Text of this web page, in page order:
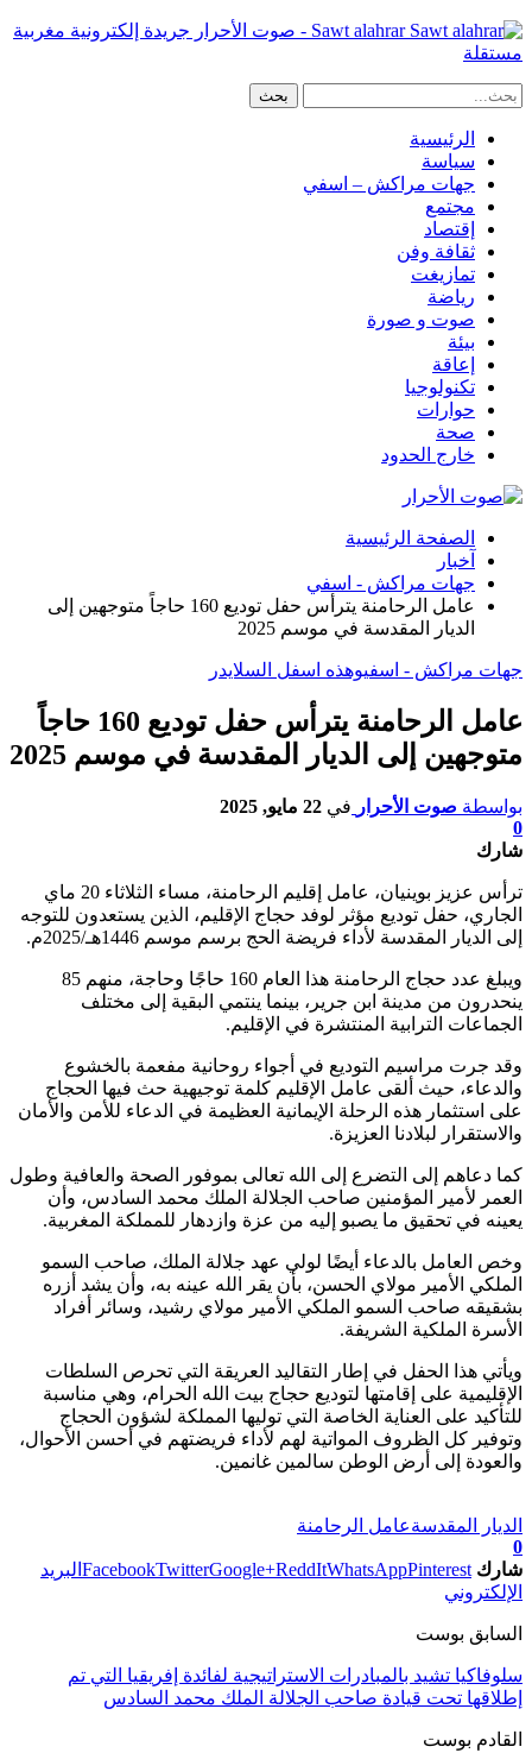
Sawt alahrar - صوت الأحرار جريدة إلكترونية مغربية
مستقلة
الرئيسية
سياسة
جهات مراكش – اسفي
مجتمع
إقتصاد
ثقافة وفن
تمازيغت
رياضة
صوت و صورة
بيئة
إعاقة
تكنولوجيا
حوارات
صحة
خارج الحدود
الصفحة الرئيسية
آخبار
جهات مراكش - اسفي
عامل الرحامنة يترأس حفل توديع 160 حاجاً متوجهين إلى
الديار المقدسة في موسم 2025
جهات مراكش - اسفيوهذه اسفل السلايدر
عامل الرحامنة يترأس حفل توديع 160 حاجاً
متوجهين إلى الديار المقدسة في موسم 2025
بواسطة صوت الأحرار في 22 مايو, 2025
0
شارك
ترأس عزيز بوينيان، عامل إقليم الرحامنة، مساء الثلاثاء 20 ماي
الجاري، حفل توديع مؤثر لوفد حجاج الإقليم، الذين يستعدون للتوجه
إلى الديار المقدسة لأداء فريضة الحج برسم موسم 1446هـ/2025م.
ويبلغ عدد حجاج الرحامنة هذا العام 160 حاجًا وحاجة، منهم 85
ينحدرون من مدينة ابن جرير، بينما ينتمي البقية إلى مختلف
الجماعات الترابية المنتشرة في الإقليم.
وقد جرت مراسيم التوديع في أجواء روحانية مفعمة بالخشوع
والدعاء، حيث ألقى عامل الإقليم كلمة توجيهية حث فيها الحجاج
على استثمار هذه الرحلة الإيمانية العظيمة في الدعاء للأمن والأمان
والاستقرار لبلادنا العزيزة.
كما دعاهم إلى التضرع إلى الله تعالى بموفور الصحة والعافية وطول
العمر لأمير المؤمنين صاحب الجلالة الملك محمد السادس، وأن
يعينه في تحقيق ما يصبو إليه من عزة وازدهار للمملكة المغربية.
وخص العامل بالدعاء أيضًا لولي عهد جلالة الملك، صاحب السمو
الملكي الأمير مولاي الحسن، بأن يقر الله عينه به، وأن يشد أزره
بشقيقه صاحب السمو الملكي الأمير مولاي رشيد، وسائر أفراد
الأسرة الملكية الشريفة.
ويأتي هذا الحفل في إطار التقاليد العريقة التي تحرص السلطات
الإقليمية على إقامتها لتوديع حجاج بيت الله الحرام، وهي مناسبة
للتأكيد على العناية الخاصة التي توليها المملكة لشؤون الحجاج
وتوفير كل الظروف المواتية لهم لأداء فريضتهم في أحسن الأحوال،
والعودة إلى أرض الوطن سالمين غانمين.
الديار المقدسةعامل الرحامنة
0
شارك
FacebookTwitterGoogle+ReddItWhatsAppPinterest
البريد
الإلكتروني
السابق بوست
سلوفاكيا تشيد بالمبادرات الاستراتيجية لفائدة إفريقيا التي تم
إطلاقها تحت قيادة صاحب الجلالة الملك محمد السادس
القادم بوست